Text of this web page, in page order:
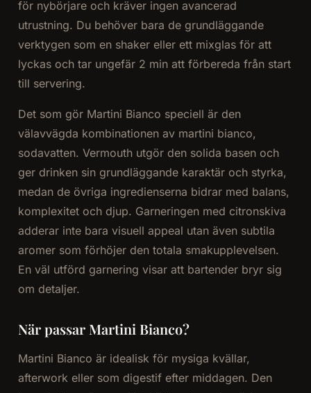
för nybörjare och kräver ingen avancerad
utrustning. Du behöver bara de grundläggande
verktygen som en shaker eller ett mixglas för att
lyckas och tar ungefär 2 min att förbereda från start
till servering.
Det som gör Martini Bianco speciell är den
välavvägda kombinationen av martini bianco,
sodavatten. Vermouth utgör den solida basen och
ger drinken sin grundläggande karaktär och styrka,
medan de övriga ingredienserna bidrar med balans,
komplexitet och djup. Garneringen med citronskiva
adderar inte bara visuell appeal utan även subtila
aromer som förhöjer den totala smakupplevelsen.
En väl utförd garnering visar att bartender bryr sig
om detaljer.
När passar Martini Bianco?
Martini Bianco är idealisk för mysiga kvällar,
afterwork eller som digestif efter middagen. Den